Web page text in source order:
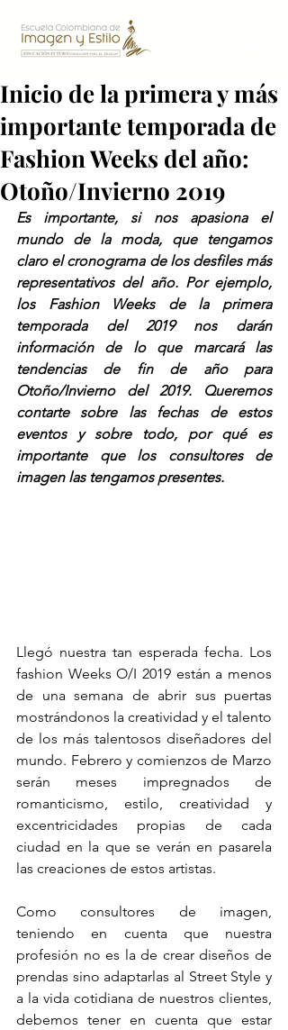
Inicio de la primera y más
importante temporada de
Fashion Weeks del año:
Otoño/Invierno 2019
Es importante, si nos apasiona el
mundo de la moda, que tengamos
claro el cronograma de los desfiles más
representativos del año. Por ejemplo,
los Fashion Weeks de la primera
temporada del 2019 nos darán
información de lo que marcará las
tendencias de fin de año para
Otoño/Invierno del 2019. Queremos
contarte sobre las fechas de estos
eventos y sobre todo, por qué es
importante que los consultores de
imagen las tengamos presentes.
Llegó nuestra tan esperada fecha. Los
fashion Weeks O/I 2019 están a menos
de una semana de abrir sus puertas
mostrándonos la creatividad y el talento
de los más talentosos diseñadores del
mundo. Febrero y comienzos de Marzo
serán meses impregnados de
romanticismo, estilo, creatividad y
excentricidades propias de cada
ciudad en la que se verán en pasarela
las creaciones de estos artistas.
Como consultores de imagen,
teniendo en cuenta que nuestra
profesión no es la de crear diseños de
prendas sino adaptarlas al Street Style y
a la vida cotidiana de nuestros clientes,
debemos tener en cuenta que estar